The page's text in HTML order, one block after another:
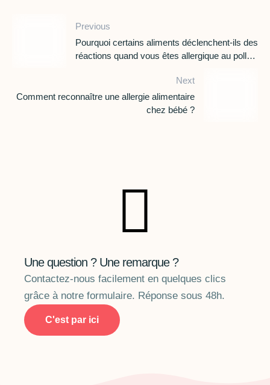
Previous
Pourquoi certains aliments déclenchent-ils des
réactions quand vous êtes allergique au pollen
Next
Comment reconnaître une allergie alimentaire
chez bébé ?
Une question ? Une remarque ?
Contactez-nous facilement en quelques clics
grâce à notre formulaire. Réponse sous 48h.
C'est par ici